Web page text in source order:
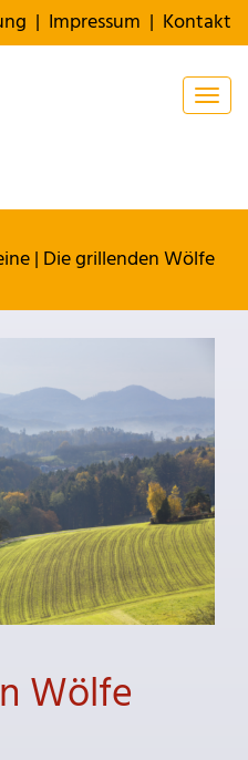
| Impressum | Kontakt
| Die grillenden Wölfe
Wölfe